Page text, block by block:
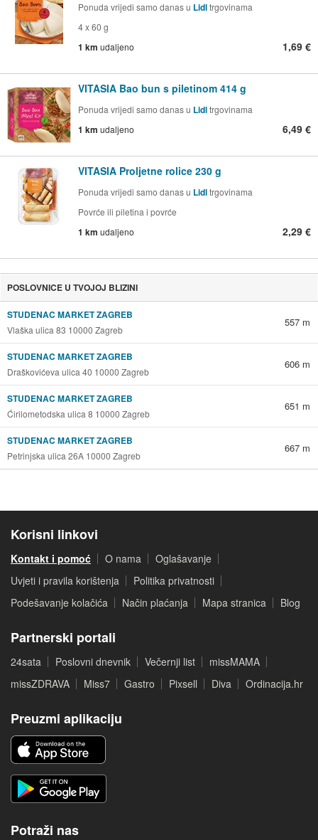
Ponuda vrijedi samo danas u Lidltrgovinama
4 x 60 g
1 km udaljeno 1,69 €
VITASIA Bao bun s piletinom 414 g
Ponuda vrijedi samo danas u Lidltrgovinama
1 km udaljeno 6,49 €
VITASIA Proljetne rolice 230 g
Ponuda vrijedi samo danas u Lidltrgovinama
Povrće ili piletina i povrće
1 km udaljeno 2,29 €
POSLOVNICE U TVOJOJ BLIZINI
STUDENAC MARKET ZAGREB
Vlaška ulica 83 10000 Zagreb
557 m
STUDENAC MARKET ZAGREB
Draškovićeva ulica 40 10000 Zagreb
606 m
STUDENAC MARKET ZAGREB
Ćirilometodska ulica 8 10000 Zagreb
651 m
STUDENAC MARKET ZAGREB
Petrinjska ulica 26A 10000 Zagreb
667 m
Korisni linkovi
Kontakt i pomoć O nama
Oglašavanje
Uvjeti i pravila korištenja
Politika privatnosti
Podešavanje kolačića
Način plaćanja Mapa stranica Blog
Partnerski portali
24sata Poslovni dnevnik Večernji list
missMAMA
missZDRAVA
Miss7 Gastro Pixsell Diva Ordinacija.hr
Preuzmi aplikaciju
Potraži nas